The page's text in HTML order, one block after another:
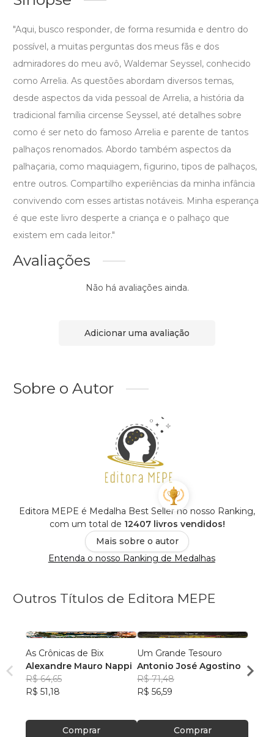
"Aqui, busco responder, de forma resumida e dentro do
possível, a muitas perguntas dos meus fãs e dos
admiradores do meu avô, Waldemar Seyssel, conhecido
como Arrelia. As questões abordam diversos temas,
desde aspectos da vida pessoal de Arrelia, a história da
tradicional família circense Seyssel, até detalhes sobre
como é ser neto do famoso Arrelia e parente de tantos
palhaços renomados. Abordo também aspectos da
palhaçaria, como maquiagem, figurino, tipos de palhaços,
entre outros. Compartilho experiências da minha infância
convivendo com esses artistas notáveis. Minha esperança
é que este livro desperte a criança e o palhaço que
existem em cada leitor."
Avaliações
Não há avaliações ainda.
Adicionar uma avaliação
Sobre o Autor
Editora MEPE é Medalha Best Seller no nosso Ranking,
com um total de 12407 livros vendidos!
Mais sobre o autor
Entenda o nosso Ranking de Medalhas
Outros Títulos de Editora MEPE
As Crônicas de Bix
Alexandre Mauro Nappi
R$ 64,65
R$ 51,18
Comprar
Um Grande Tesouro
Antonio José Agostino
R$ 71,48
R$ 56,59
Comprar
R$